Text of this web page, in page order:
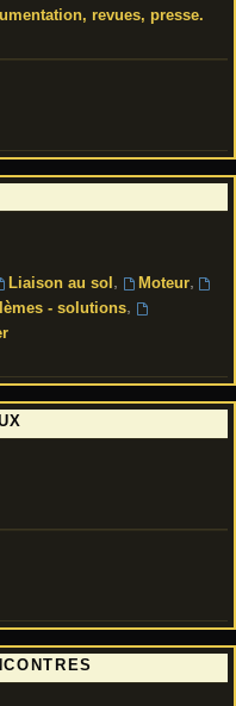
revues, presse.
Liaison au sol Moteur,
- solutions,